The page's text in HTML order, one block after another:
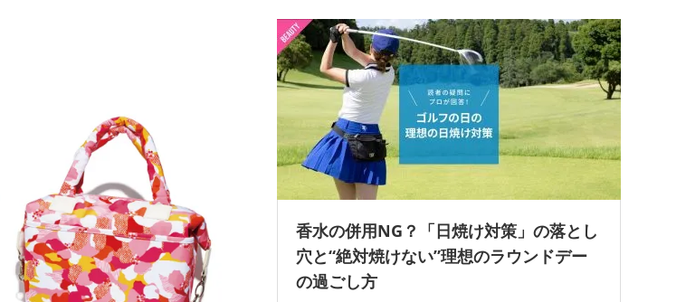
香水の併用NG？「日焼け対策」の落とし
穴と“絶対焼けない”理想のラウンドデー
の過ごし方